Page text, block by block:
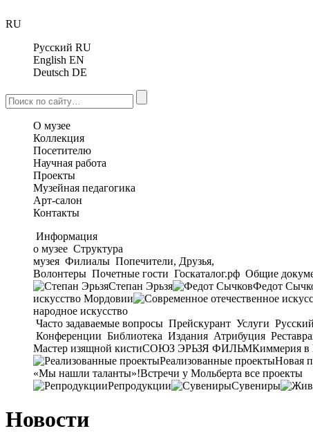
RU
Русский RU
English EN
Deutsch DE
О музее
Коллекция
Посетителю
Научная работа
Проекты
Музейная педагогика
Арт-салон
Контакты
Информация
о музее Структура
музея Филиалы Попечители, Друзья,
Волонтеры Почетные гости Госкаталог.рф Общие
Степан Эрьзя
Федот
искусство Мордовии
народное искусство
Часто задаваемые вопросы Прейскурант Услуги
Конференции Библиотека Издания Атрибуция
Мастер изящной кистиСОЮЗ ЭРЬЗЯ ФИЛЬМКиммерия в
Реализованные проектыНовая
«Мы нашли таланты»!Встречи у Мольберта все проекты
Репродукции
Сувениры
Новости